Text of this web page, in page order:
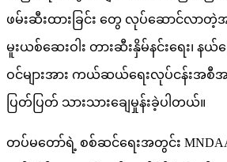
ဖမ်းဆီးထားခြင်း တွေ လုပ်ဆောင်လာ
မူးယစ်ဆေးဝါး တားဆီးနှိမ်နင်းရေး၊ န
ဝင်များအား ကယ်ဆယ်ရေးလုပ်ငန်းအစီအ
ပြတ်ပြတ် သားသားချေမှုန်းခဲ့ပါတယ်။
တပ်မတော်ရဲ့ စစ်ဆင်ရေးအတွင်း